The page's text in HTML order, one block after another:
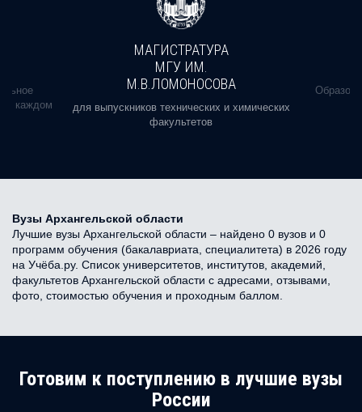
в каждом
МАГИСТРАТУРА
МГУ ИМ.
М.В.ЛОМОНОСОВА
для выпускников технических и химических
факультетов
Вузы Архангельской области
Лучшие вузы Архангельской области – найдено 0 вузов и 0
программ обучения (бакалавриата, специалитета) в 2026 году
на Учёба.ру. Список университетов, институтов, академий,
факультетов Архангельской области с адресами, отзывами,
фото, стоимостью обучения и проходным баллом.
Готовим к поступлению в лучшие вузы
России